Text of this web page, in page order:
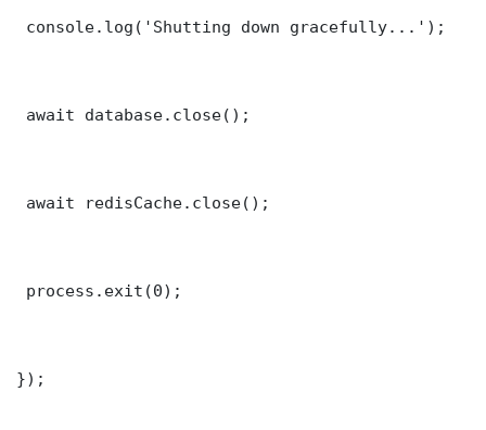
console.log('Shutting down gracefully...');
await database.close();
await redisCache.close();
process.exit(0);
});